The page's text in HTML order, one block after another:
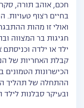
חכם, אוהב תורה,
בחיים רצוף טעויות.
ואולי זו מהות
חגיגות בר המצווה
ילד או ילדה
קבלת האחריות של
הכישרונות הטמונים
ההתחלה של תהליך
ובעיקר סבלנות